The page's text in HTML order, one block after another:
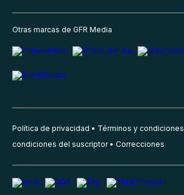
Otras marcas de GFR Media
Política de privacidad Términos y condiciones
condiciones del suscriptor
Correcciones